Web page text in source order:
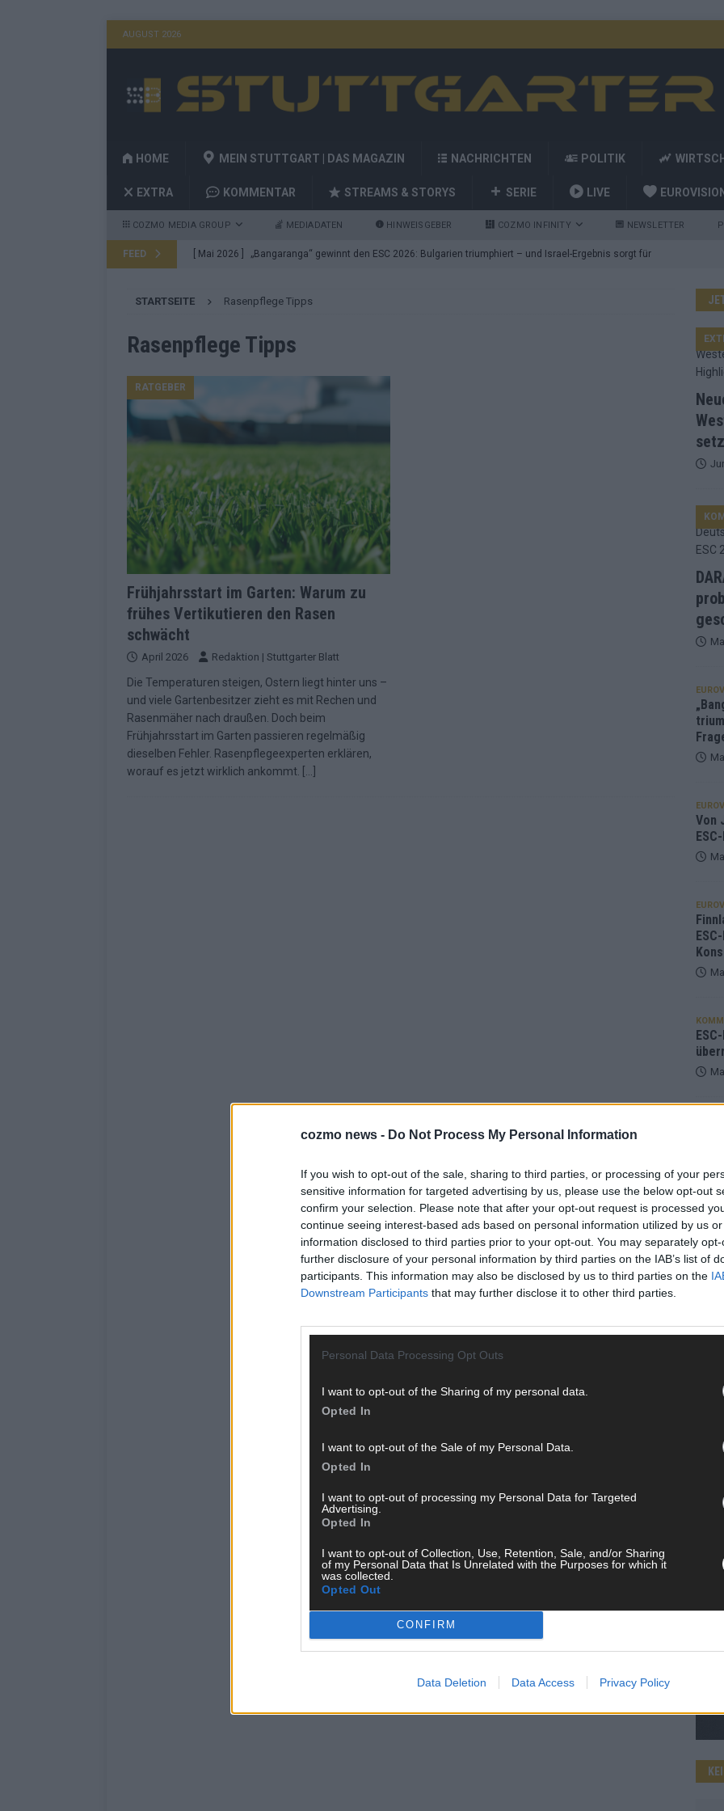
cozmo news - Do Not Process My Personal Information
If you wish to opt-out of the sale, sharing to third parties, or processing of your
sensitive information for targeted advertising by us, please use the below opt-out
confirm your selection. Please note that after your opt-out request is processed
continue seeing interest-based ads based on personal information utilized by us
information disclosed to third parties prior to your opt-out. You may separately
further disclosure of your personal information by third parties on the IAB’s list of
participants. This information may also be disclosed by us to third parties on the
Downstream Participants that may further disclose it to other third parties.
Personal Data Processing Opt Outs
I want to opt-out of the Sharing of my personal data.
Opted In
I want to opt-out of the Sale of my Personal Data.
Opted In
I want to opt-out of processing my Personal Data for Targeted
Advertising.
Opted In
I want to opt-out of Collection, Use, Retention, Sale, and/or Sharing
of my Personal Data that Is Unrelated with the Purposes for which it
was collected.
Opted Out
CONFIRM
Data Deletion Data Access Privacy Policy
AUGUST 2026
HOME MEIN STUTTGART | DAS MAGAZIN NACHRICHTEN POLITIK
EXTRA KOMMENTAR STREAMS & STORYS SERIE LIVE EUROVISION
COZMO MEDIA GROUP MEDIADATEN HINWEISGEBER COZMO INFINITY NEWSLETTER
FEED [ Mai 2026 ] „Bangaranga“ gewinnt den ESC 2026: Bulgarien triumphiert – und Israel-Ergebnis sorgt für
[ Mai 2026 ] Von JJ bis Lordi: Das sind die Showacts im ESC-Finale 2026 in Wien
[ Mai 2026 ] Finnland auf Platz 17, Deutschland auf Platz 2: ESC-Finale-Startreihenfolge hat
KOMMENTAR
[ Mai 2026 ] „Douze Points“, Televoting, Jurys – die Geschichte der ESC-Wertung als Spiegel des
Wettbewerbs
[ Mai 2026 ] ESC-Finale komplett: 20 Qualifikanten, vier Big-Four-Länder, ein Gastgeber – alle Acts im
Überblick EUROVISION
ESC 2026: JJ performt „Unknown“, Walzer zu kurz, Moderation zu provinziell – das Fazit zum
[ Mai 2026 ] Quoten vor ESC-Halbfinale 2: Dänemark vorne, Aserbaidschan chancenlos – Zypern
[ Juni 2026 ] Neue Themenwelt, neues Café, neue Westernstadt: Der Europa-Park 2026 setzt auf viele
Highlights EXTRA
[ Mai 2026 ] DARA gewinnt verdient, Israel problematisch, Deutschland strukturell gescheitert – das
Fazit zum ESC 2026 KOMMENTAR
STARTSEITE Rasenpflege Tipps
Rasenpflege Tipps
RATGEBER
Frühjahrsstart im Garten: Warum zu
frühes Vertikutieren den Rasen
schwächt
April 2026 Redaktion | Stuttgarter Blatt
Die Temperaturen steigen, Ostern liegt hinter uns –
und viele Gartenbesitzer zieht es mit Rechen und
Rasenmäher nach draußen. Doch beim
Frühjahrsstart im Garten passieren regelmäßig
dieselben Fehler. Rasenpflegeexperten erklären,
worauf es jetzt wirklich ankommt.
Von